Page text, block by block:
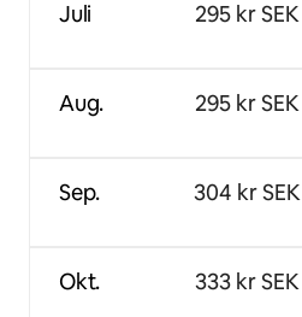
Juli
Aug.
Sep.
Okt.
295 kr SEK
295 kr SEK
304 kr SEK
333 kr SEK